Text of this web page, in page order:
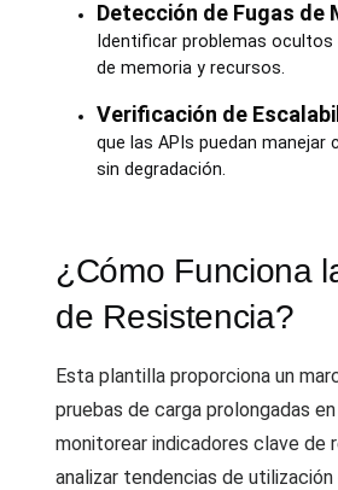
Detección de Fugas de
Identificar problemas
de memoria y recursos.
Verificación de
que las APIs puedan manejar
sin degradación.
¿Cómo Funciona
de Resistencia?
Esta plantilla proporciona un
pruebas de carga prolongadas
monitorear indicadores clave de
analizar tendencias de utilización